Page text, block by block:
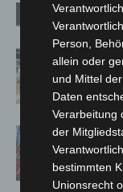
Verwandte Artikel
Person,
allein oder
und Mittel
Daten
Verarbeitung
der
bestimmten
Unionsrecht